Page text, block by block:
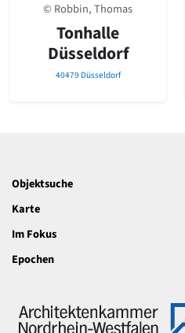
© Robbin, Thomas
Tonhalle
Düsseldorf
40479 Düsseldorf
Objektsuche
Karte
Im Fokus
Epochen